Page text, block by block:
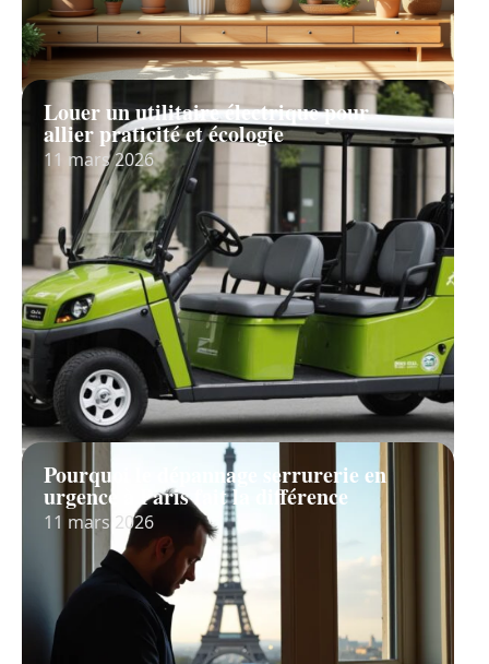
Louer un utilitaire électrique pour
allier praticité et écologie
11 mars 2026
Pourquoi le dépannage serrurerie en
urgence à Paris fait la différence
11 mars 2026